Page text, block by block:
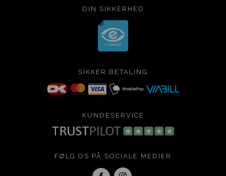
DIN SIKKERHED
SIKKER BETALING
KUNDESERVICE
FØLG OS PÅ SOCIALE MEDIER